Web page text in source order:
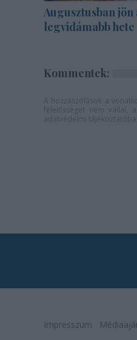
Augusztusban jön
legvidámabb hete
Kommentek:
Impresszum